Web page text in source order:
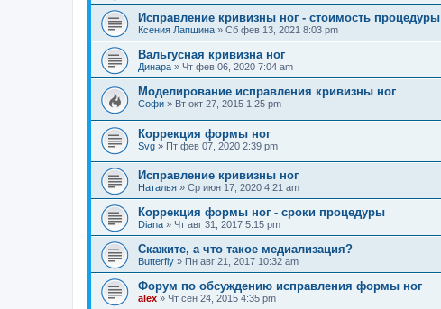
Исправление кривизны ног - стоимость процедуры
Ксения Лапшина » Сб фев 13, 2021 8:03 pm
Вальгусная кривизна ног
Динара » Чт фев 06, 2020 7:04 am
Моделирование исправления кривизны ног
Софи » Вт окт 27, 2015 1:25 pm
Коррекция формы ног
Svg » Пт фев 07, 2020 2:39 pm
Исправление кривизны ног
Наталья » Ср июн 17, 2020 4:21 am
Коррекция формы ног - сроки процедуры
Diana » Чт авг 31, 2017 5:15 pm
Скажите, а что такое медиализация?
Butterfly » Пн авг 21, 2017 10:32 am
Форум по обсуждению исправления формы ног
alex » Чт сен 24, 2015 4:35 pm